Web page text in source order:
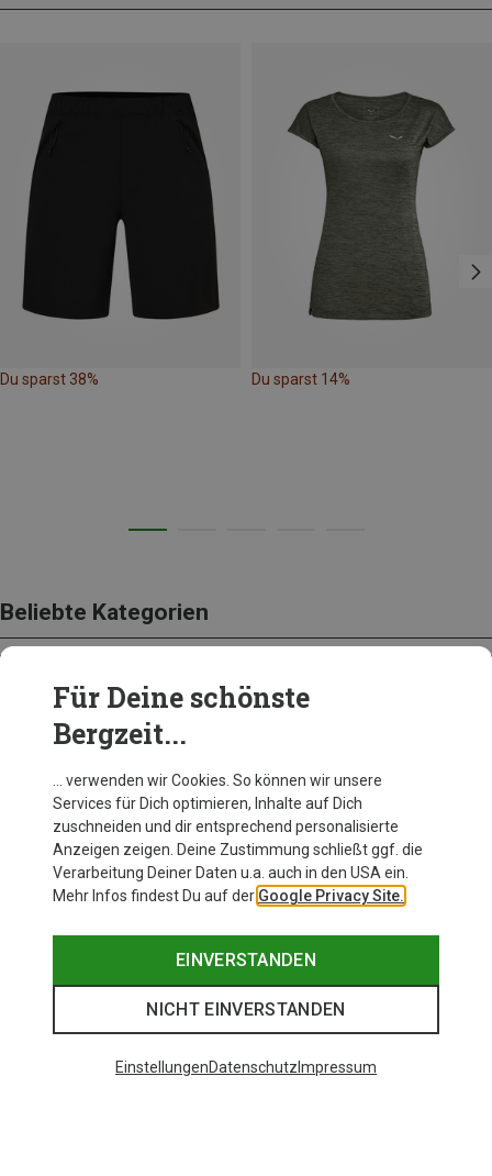
Du sparst 38% Du sparst 14%
Beliebte Kategorien
BEKLEIDUNG
Für Deine schönste
Bergzeit...
… verwenden wir Cookies. So können wir unsere
Services für Dich optimieren, Inhalte auf Dich
zuschneiden und dir entsprechend personalisierte
Anzeigen zeigen. Deine Zustimmung schließt ggf. die
Verarbeitung Deiner Daten u.a. auch in den USA ein.
Mehr Infos findest Du auf der Google Privacy Site.
EINVERSTANDEN
NICHT EINVERSTANDEN
EinstellungenDatenschutz Impressum